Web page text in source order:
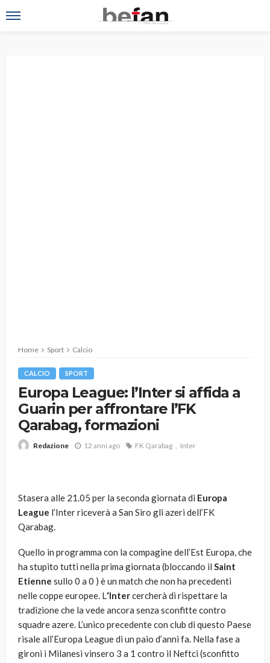
Home Sport Calcio
CALCIO SPORT
Europa League: l’Inter si affida a
Guarin per affrontare l’FK
Qarabag, formazioni
Redazione 12 anni ago FK Qarabag Inter
Stasera alle 21.05 per la seconda giornata di Europa
League l’Inter riceverà a San Siro gli azeri dell’FK
Qarabag.
Quello in programma con la compagine dell’Est Europa, che
ha stupito tutti nella prima giornata (bloccando il Saint
Etienne sullo 0 a 0 ) è un match che non ha precedenti
nelle coppe europee. L‘Intercercherà di rispettare la
tradizione che la vede ancora senza sconfitte contro
squadre azere. L’unico precedente con club di questo Paese
risale all’Europa League di un paio d’anni fa. Nella fase a
gironi i Milanesi vinsero 3 a 1 contro il Neftci (sconfitto